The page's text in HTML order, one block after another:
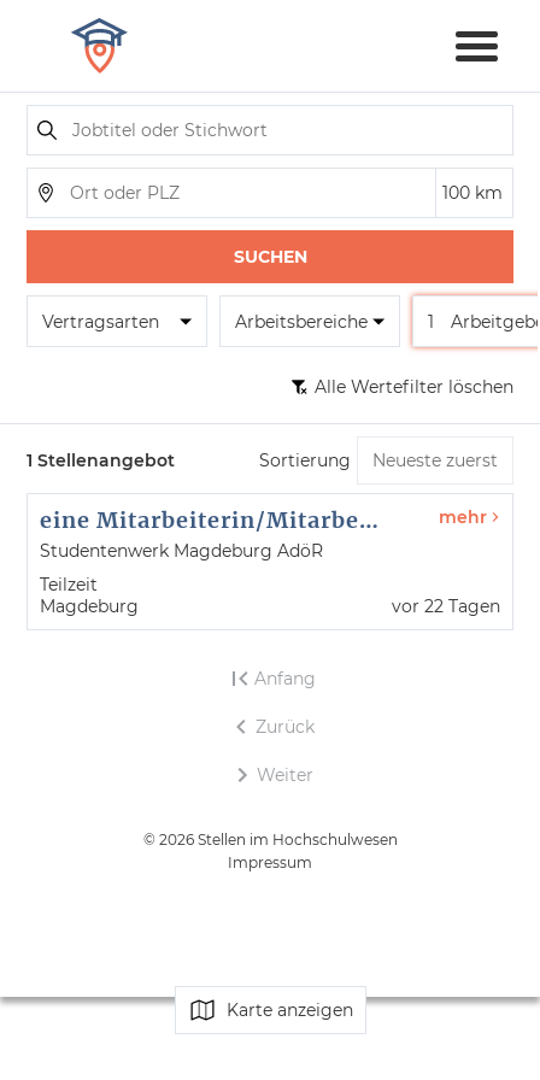
SUCHEN
Vertragsarten Arbeitsbereiche 1
Alle Wertefilter löschen
1 Stellenangebot Sortierung
eine Mitarbeiterin/Mitarbeiter für die Mobile Sozialberatung am Standort Wernigerode (m/w/d)
Studentenwerk Magdeburg AdöR
Teilzeit
Magdeburg
mehr
vor 22 Tagen
Anfang
Zurück
Weiter
© 2026 Stellen im Hochschulwesen
Impressum
Karte anzeigen